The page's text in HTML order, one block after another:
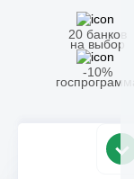
20 банков
на выбор
-10%
госпрограмма